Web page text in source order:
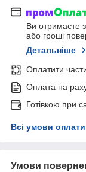
Ви отримаєте
або гроші
Детальніше
Оплатити
Оплата на
Готівкою при
Всі умови оплати
Умови